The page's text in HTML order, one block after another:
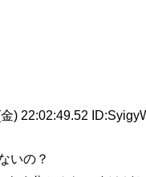
金) 22:02:49.52
いの？